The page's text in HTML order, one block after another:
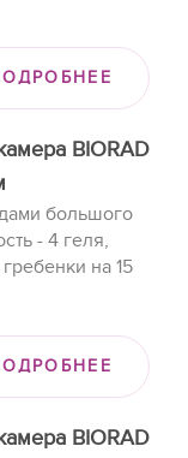
BIORAD
большого
- 4 геля,
на 15
BIORAD